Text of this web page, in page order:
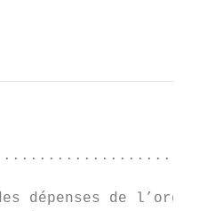
des dépenses